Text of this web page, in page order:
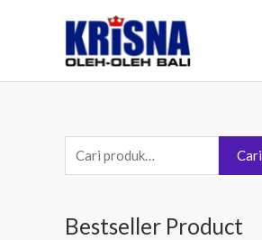
e
c
Cari
Bestseller Product